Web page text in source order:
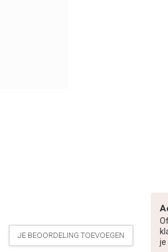
JE BEOORDELING TOEVOEGEN
je